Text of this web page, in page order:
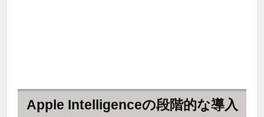
Apple Intelligenceの段階的な導入